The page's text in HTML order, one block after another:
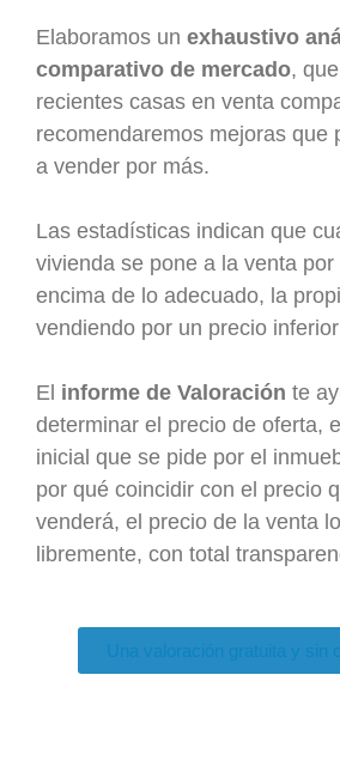
Elaboramos un exhaustivo
comparativo de mercado,
recientes casas en venta
recomendaremos mejoras que
a vender por más.
Las estadísticas indican que
vivienda se pone a la venta
encima de lo adecuado, la
vendiendo por un precio
El informe de Valoración te
determinar el precio de oferta,
inicial que se pide por el
por qué coincidir con el precio
venderá, el precio de la venta
libremente, con total
Una valoración gratuita y sin